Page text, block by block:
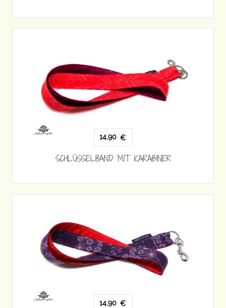
14,90 €
SCHLÜSSELBAND MIT KARABINER
14,90 €